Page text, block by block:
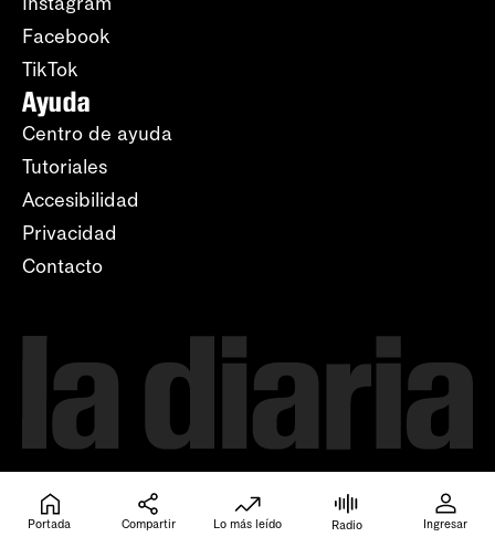
Facebook
TikTok
Ayuda
Centro de ayuda
Tutoriales
Accesibilidad
Privacidad
Contacto
Portada Compartir Lo más leído Radio Ingresar